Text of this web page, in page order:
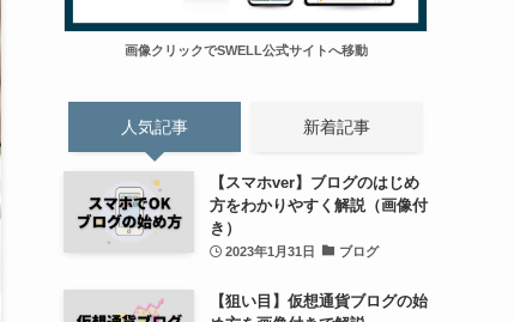
画像クリックでSWELL公式サイトへ移動
人気記事 新着記事
【スマホver】ブログのはじめ
方をわかりやすく解説（画像付
き）
2023年1月31日 ブログ
【狙い目】仮想通貨ブログの始